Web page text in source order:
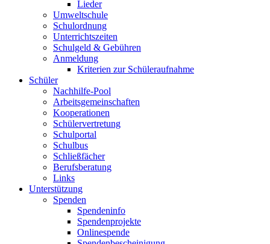
Lieder
Umweltschule
Schulordnung
Unterrichtszeiten
Schulgeld & Gebühren
Anmeldung
Kriterien zur Schüleraufnahme
Schüler
Nachhilfe-Pool
Arbeitsgemeinschaften
Kooperationen
Schülervertretung
Schulportal
Schulbus
Schließfächer
Berufsberatung
Links
Unterstützung
Spenden
Spendeninfo
Spendenprojekte
Onlinespende